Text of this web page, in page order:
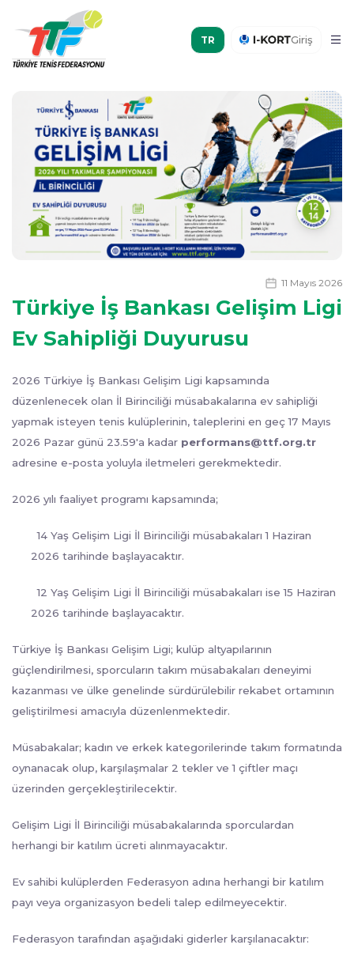
Giriş
11 Mayıs 2026
Türkiye İş Bankası Gelişim Ligi
Ev Sahipliği Duyurusu
2026 Türkiye İş Bankası Gelişim Ligi kapsamında
düzenlenecek olan İl Birinciliği müsabakalarına ev sahipliği
yapmak isteyen tenis kulüplerinin, taleplerini en geç 17 Mayıs
2026 Pazar günü 23.59'a kadar performans@ttf.org.tr
adresine e-posta yoluyla iletmeleri gerekmektedir.
2026 yılı faaliyet programı kapsamında;
14 Yaş Gelişim Ligi İl Birinciliği müsabakaları 1 Haziran
2026 tarihinde başlayacaktır.
12 Yaş Gelişim Ligi İl Birinciliği müsabakaları ise 15 Haziran
2026 tarihinde başlayacaktır.
Türkiye İş Bankası Gelişim Ligi; kulüp altyapılarının
güçlendirilmesi, sporcuların takım müsabakaları deneyimi
kazanması ve ülke genelinde sürdürülebilir rekabet ortamının
geliştirilmesi amacıyla düzenlenmektedir.
Müsabakalar; kadın ve erkek kategorilerinde takım formatında
oynanacak olup, karşılaşmalar 2 tekler ve 1 çiftler maçı
üzerinden gerçekleştirilecektir.
Gelişim Ligi İl Birinciliği müsabakalarında sporculardan
herhangi bir katılım ücreti alınmayacaktır.
Ev sahibi kulüplerden Federasyon adına herhangi bir katılım
payı veya organizasyon bedeli talep edilmeyecektir.
Federasyon tarafından aşağıdaki giderler karşılanacaktır: